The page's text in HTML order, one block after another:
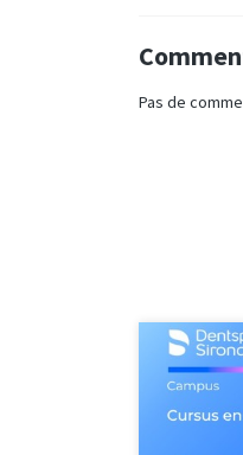
Pas de